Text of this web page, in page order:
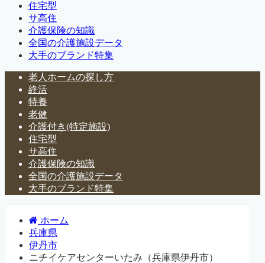
住宅型
サ高住
介護保険の知識
全国の介護施設データ
大手のブランド特集
老人ホームの探し方
終活
特養
老健
介護付き(特定施設)
住宅型
サ高住
介護保険の知識
全国の介護施設データ
大手のブランド特集
ホーム
兵庫県
伊丹市
ニチイケアセンターいたみ（兵庫県伊丹市）